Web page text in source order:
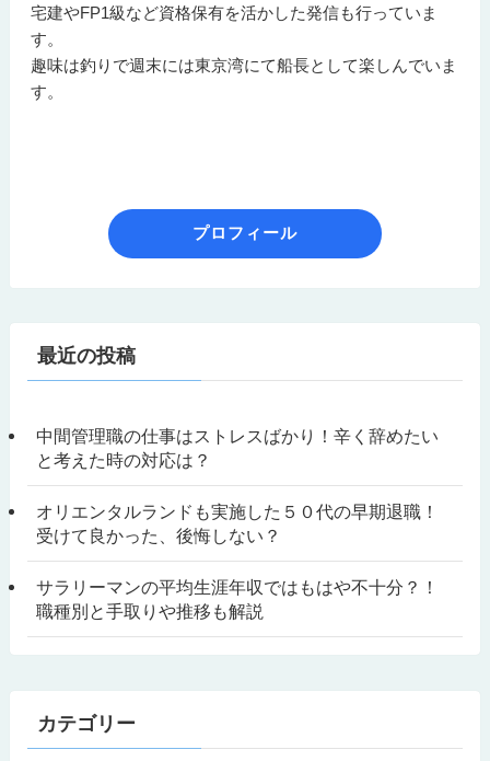
宅建やFP1級など資格保有を活かした発信も行っていま
す。
趣味は釣りで週末には東京湾にて船長として楽しんでいま
す。
プロフィール
最近の投稿
中間管理職の仕事はストレスばかり！辛く辞めたい
と考えた時の対応は？
オリエンタルランドも実施した５０代の早期退職！
受けて良かった、後悔しない？
サラリーマンの平均生涯年収ではもはや不十分？！
職種別と手取りや推移も解説
カテゴリー